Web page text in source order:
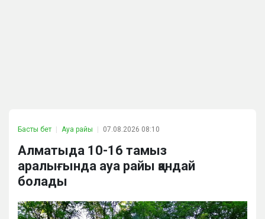
Басты бет Ауа райы 07.08.2026 08:10
Алматыда 10-16 тамыз
аралығында ауа райы қандай
болады